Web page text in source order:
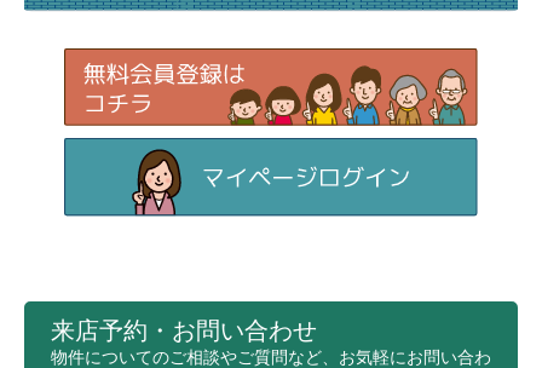
来店予約・お問い合わせ
物件についてのご相談やご質問など、お気軽にお問い合わ